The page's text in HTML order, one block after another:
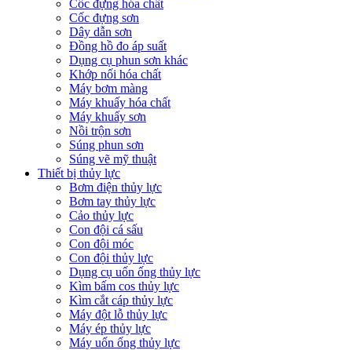
Cốc đựng hóa chất
Cốc đựng sơn
Dây dẫn sơn
Đồng hồ đo áp suất
Dụng cụ phun sơn khác
Khớp nối hóa chất
Máy bơm màng
Máy khuấy hóa chất
Máy khuấy sơn
Nồi trộn sơn
Súng phun sơn
Súng vẽ mỹ thuật
Thiết bị thủy lực
Bơm điện thủy lực
Bơm tay thủy lực
Cảo thủy lực
Con đội cá sấu
Con đội móc
Con đội thủy lực
Dụng cụ uốn ống thủy lực
Kìm bấm cos thủy lực
Kìm cắt cáp thủy lực
Máy đột lỗ thủy lực
Máy ép thủy lực
Máy uốn ống thủy lực